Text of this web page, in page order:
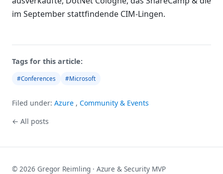
im September stattfindende CIM-Lingen.
Tags for this article:
#Conferences #Microsoft
Filed under: Azure , Community & Events
← All posts
© 2026 Gregor Reimling · Azure & Security MVP